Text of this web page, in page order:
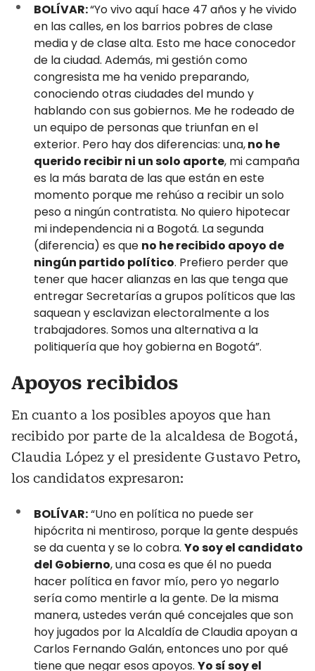
BOLÍVAR:“Yo vivo aquí hace 47 años y he vivido
en las calles, en los barrios pobres de clase
media y de clase alta. Esto me hace conocedor
de la ciudad. Además, mi gestión como
congresista me ha venido preparando,
conociendo otras ciudades del mundo y
hablando con sus gobiernos. Me he rodeado de
un equipo de personas que triunfan en el
exterior. Pero hay dos diferencias: una,no he
querido recibir ni un solo aporte, mi campaña
es la más barata de las que están en este
momento porque me rehúso a recibir un solo
peso a ningún contratista. No quiero hipotecar
mi independencia ni a Bogotá. La segunda
(diferencia) es que no he recibido apoyo de
ningún partido político. Prefiero perder que
tener que hacer alianzas en las que tenga que
entregar Secretarías a grupos políticos que las
saquean y esclavizan electoralmente a los
trabajadores. Somos una alternativa a la
politiquería que hoy gobierna en Bogotá”.
Apoyos recibidos
En cuanto a los posibles apoyos que han
recibido por parte de la alcaldesa de Bogotá,
Claudia López y el presidente Gustavo Petro,
los candidatos expresaron:
BOLÍVAR:“Uno en política no puede ser
hipócrita ni mentiroso, porque la gente después
se da cuenta y se lo cobra. Yo soy el candidato
del Gobierno, una cosa es que él no pueda
hacer política en favor mío, pero yo negarlo
sería como mentirle a la gente. De la misma
manera, ustedes verán qué concejales que son
hoy jugados por la Alcaldía de Claudia apoyan a
Carlos Fernando Galán, entonces uno por qué
tiene que negar esos apoyos. Yo sí soy el